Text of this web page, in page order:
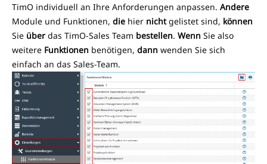
TimO individuell an Ihre Anforderungen anpassen. Andere
Module und Funktionen, die hier nichtgelistet sind, können
Sie über das TimO-Sales Team bestellen. Wenn Sie also
weitere Funktionen benötigen, dann wenden Sie sich
einfach an das Sales-Team.